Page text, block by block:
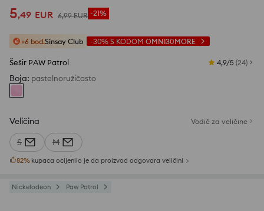
5,49 EUR 6,99 EUR -21%
+6 bod.Sinsay Club -30% S KODOM OMNI30MORE
Šešir PAW Patrol 4,9/5 (24)
Boja: pastelnoružičasto
Veličina Vodič za veličine
S M
82% kupaca ocijenilo je da proizvod odgovara veličini
Nickelodeon Paw Patrol